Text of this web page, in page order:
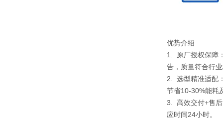
优势介绍
1. 原厂授权保障
告，质量符合行
2. 选型精准适配
节省10-30%能耗
3. 高效交付+售
应时间24小时。